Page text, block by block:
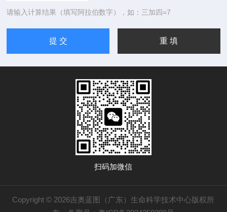
请输入计算结果（填写阿拉伯数字），如：三加四=7
扫码加微信
Copyright © 2026吉奥蓝图（广东）生命科学技术中心版权所